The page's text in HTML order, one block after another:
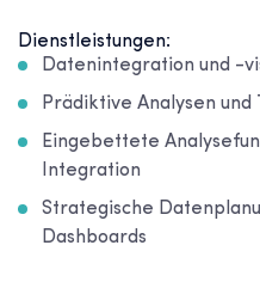
Dienstleistungen:
Datenintegration und -
Prädiktive Analysen und
Eingebettete
Integration
Strategische
Dashboards